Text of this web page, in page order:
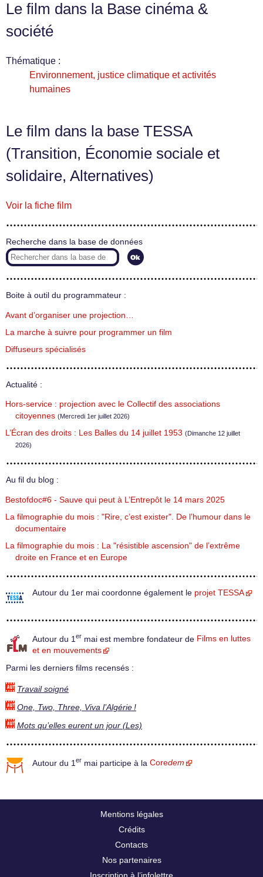
Le film dans la Base cinéma &
société
Thématique :
Environnement, justice climatique et activités
humaines
Le film dans la base TESSA
(Transition, Économie sociale et
solidaire, Alternatives)
Voir la fiche film
Recherche dans la base de données
Boite à outil du programmateur :
Avant d’organiser une projection…
La marche à suivre pour programmer un film
Diffuseurs spécialisés
Actualité :
Hors-service : projection avec le Collectif des associations
citoyennes (Mercredi 1er juillet 2026)
L’Écran des droits : Les Balles du 14 juillet 1953 (Dimanche 12 juillet
2026)
Au fil du blog :
Bestofdoc#6 - Sauve qui peut à L’Entrepôt le 14 mars 2025
La filmographie du mois : "Rire, c’est exister". De l’humour dans le
documentaire
La filmographie du mois : La "résistible ascension" de l’extrême
droite en France et en Europe
Autour du 1er mai coordonne également le projet TESSA
Autour du 1 er mai est membre fondateur de Films en luttes
et en mouvements
Parmi les derniers films recensés :
Travail soigné
One, Two, Three, Viva l’Algérie !
Mots qu’elles eurent un jour (Les)
Autour du 1 er mai participe à la Coredem
Mentions légales
Crédits
Contacts
Nos partenaires